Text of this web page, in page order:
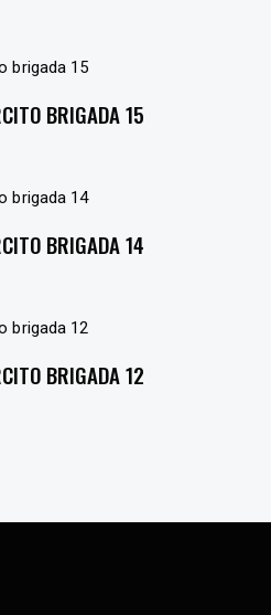
BRIGADA 15
BRIGADA 14
BRIGADA 12